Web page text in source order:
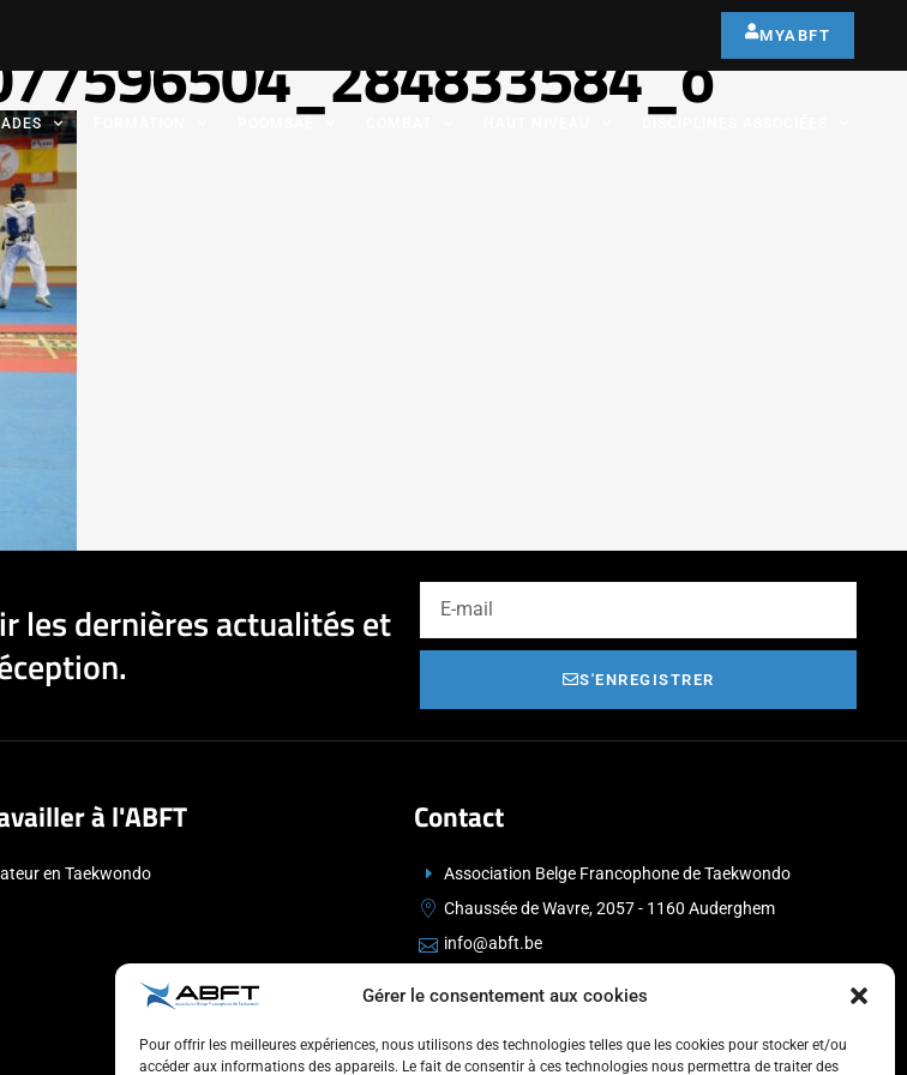
Gérer le consentement aux cookies
Pour offrir les meilleures expériences, nous utilisons des technologies telles que les cookies pour stocker et/ou
accéder aux informations des appareils. Le fait de consentir à ces technologies nous permettra de traiter des
MYABFT
les dernières actualités et
S'ENREGISTRER
à l'ABFT
en Taekwondo
Contact
Association Belge Francophone de Taekwondo
Chaussée de Wavre, 2057 - 1160 Auderghem
info@abft.be